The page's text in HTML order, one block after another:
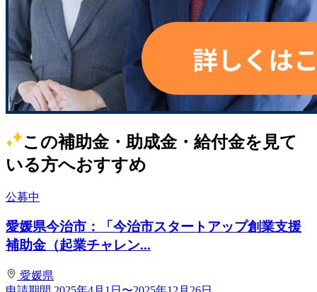
この補助金・助成金・給付金を見て
いる方へおすすめ
公募中
愛媛県今治市：「今治市スタートアップ創業支援
補助金（起業チャレン...
愛媛県